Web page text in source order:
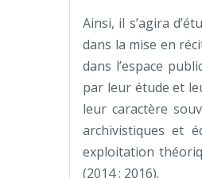
Ainsi, il s’agira
dans la mise en
dans l’espace
par leur étude et
leur caractère
archivistiques et
exploitation
(2014 ; 2016).